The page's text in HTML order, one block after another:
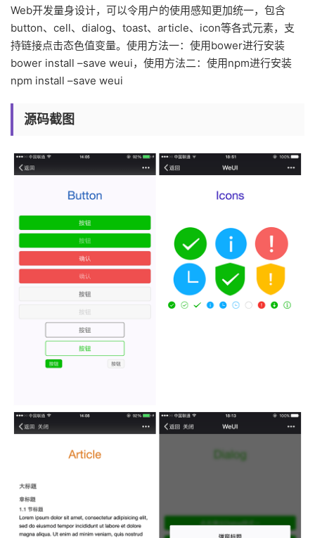
Web开发量身设计，可以令用户的使用感知更加统一，包含
button、cell、dialog、toast、article、icon等各式元素，支
持链接点击态色值变量。使用方法一：使用bower进行安装
bower install –save weui，使用方法二：使用npm进行安装
npm install –save weui
源码截图